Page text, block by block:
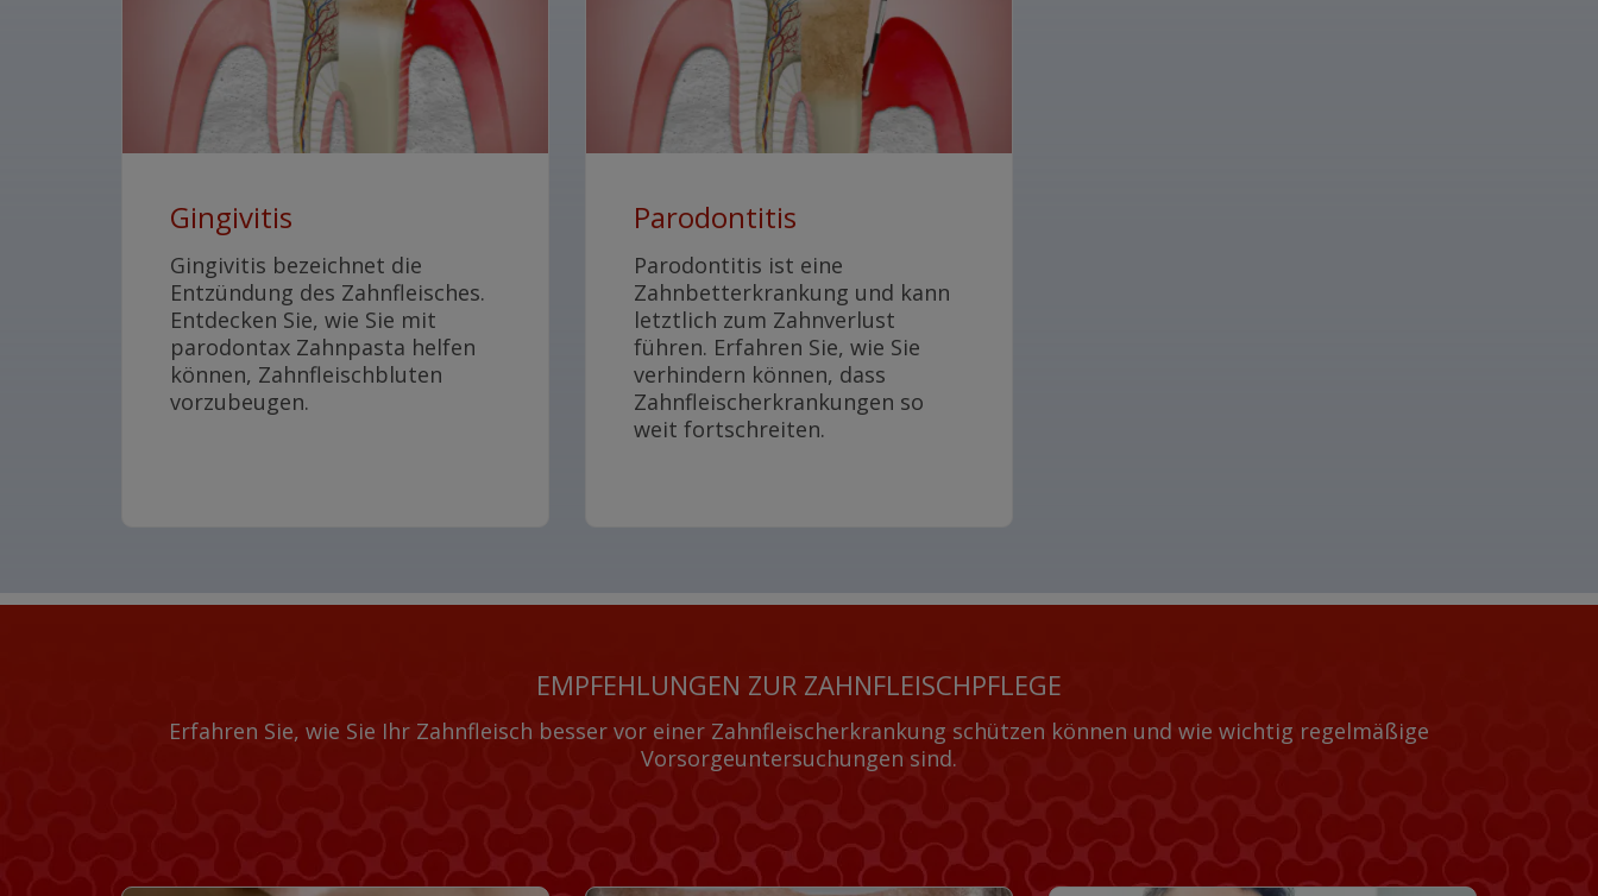
Gingivitis
Gingivitis bezeichnet die
Entzündung des Zahnfleisches.
Entdecken Sie, wie Sie mit
parodontax Zahnpasta helfen
können, Zahnfleischbluten
vorzubeugen.
Parodontitis
Parodontitis ist eine
Zahnbetterkrankung und kann
letztlich zum Zahnverlust
führen. Erfahren Sie, wie Sie
verhindern können, dass
Zahnfleischerkrankungen so
weit fortschreiten.
EMPFEHLUNGEN ZUR ZAHNFLEISCHPFLEGE
Erfahren Sie, wie Sie Ihr Zahnfleisch besser vor einer Zahnfleischerkrankung schützen können und wie wichtig regelmäßige
Vorsorgeuntersuchungen sind.